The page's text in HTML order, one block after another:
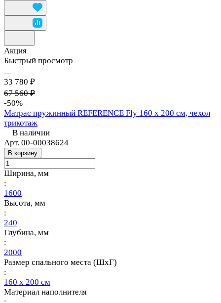
Акция
Быстрый просмотр
33 780 ₽
67 560 ₽
-50%
Матрас пружинный REFERENCE Fly 160 х 200 см, чехол
трикотаж
В наличии
Арт. 00-00038624
В корзину
Ширина, мм
:
1600
Высота, мм
:
240
Глубина, мм
:
2000
Размер спального места (ШхГ)
:
160 х 200 см
Материал наполнителя